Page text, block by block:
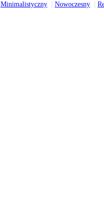
Minimalistyczny Nowoczesny